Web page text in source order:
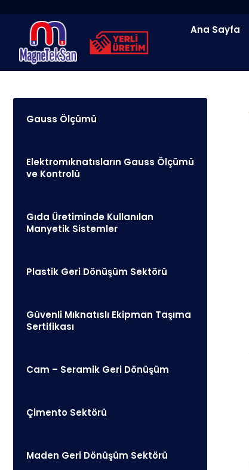
Ana Sayfa
Gauss Ölçümü
Elektromıknatısların Gauss Ölçümü
ve Kontrolü
Gıda Üretiminde Kullanılan
Manyetik Sistemler
Plastik Geri Dönüşüm Sektörü
Güvenli Mıknatıslı Ekipman Taşıma
Sertifikası
Cam – Seramik Geri Dönüşüm
Çimento Sektörü
Maden Geri Dönüşüm Sektörü